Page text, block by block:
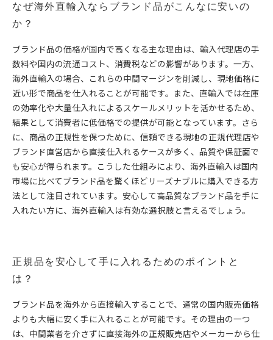
なぜ海外直輸入ならブランド品がこんなに安いの
か？
ブランド品の価格が国内で高くなる主な理由は、輸入代理店の手
数料や国内の流通コスト、消費税などの影響があります。一方、
海外直輸入の場合、これらの中間マージンを削減し、現地価格に
近い形で商品を仕入れることが可能です。また、直輸入では在庫
の効率化や大量仕入れによるスケールメリットを活かせるため、
結果として消費者に低価格での提供が可能となっています。さら
に、商品の正規性を保つために、信頼できる現地の正規代理店や
ブランド直営店から直接仕入れるケースが多く、品質や保証面で
も安心が得られます。こうした仕組みにより、海外直輸入は国内
市場に比べてブランド品を驚くほどリーズナブルに購入できる方
法として注目されています。安心して高品質なブランド品を手に
入れたい方に、海外直輸入は有効な選択肢と言えるでしょう。
正規品を安心して手に入れるためのポイントと
は？
ブランド品を海外から直接輸入することで、通常の国内販売価格
よりも大幅に安く手に入れることが可能です。その理由の一つ
は、中間業者を介さずに直接海外の正規販売店やメーカーから仕